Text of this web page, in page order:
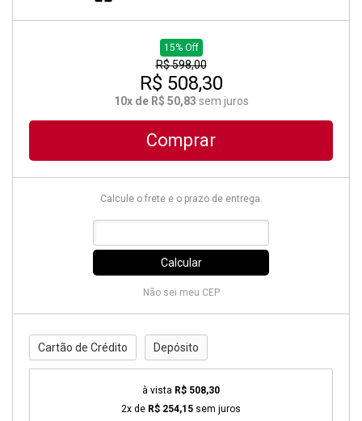
15% Off
R$ 598,00
R$ 508,30
10x de R$ 50,83 sem juros
Comprar
Calcule o frete e o prazo de entrega.
Calcular
Não sei meu CEP
Cartão de Crédito Depósito
à vista R$ 508,30
2x de R$ 254,15 sem juros